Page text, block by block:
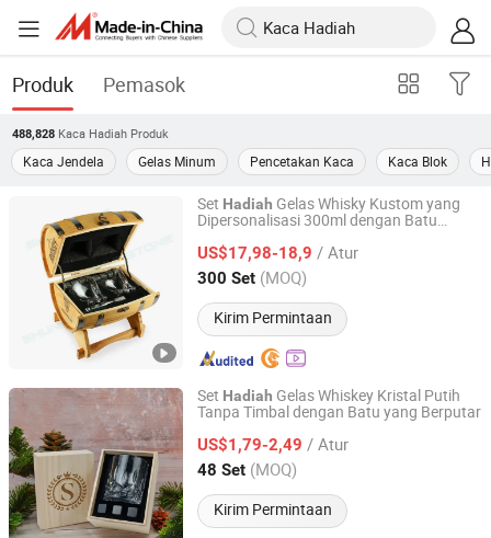
Produk Pemasok
488,828 Kaca Hadiah Produk
Kaca Jendela Gelas Minum Pencetakan Kaca Kaca Blok
Set Hadiah Gelas Whisky Kustom yang
Dipersonalisasi 300ml dengan Batu
US$17,98-18,9 / Atur
300 Set (MOQ)
Kirim Permintaan
XIAMEN SHUNSTONE HOMEWARE CO., LTD.
Fujian, China Harga mulai 2021
Set Hadiah Gelas Whiskey Kristal Putih
Tanpa Timbal dengan Batu yang Berputar
US$1,79-2,49 / Atur
48 Set (MOQ)
Kirim Permintaan
XIAMEN SHUNSTONE HOMEWARE CO., LTD.
Fujian, China Harga mulai 2021